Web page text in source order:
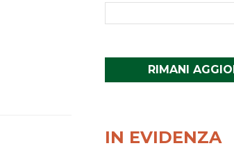
RIMANI
IN EVIDENZA